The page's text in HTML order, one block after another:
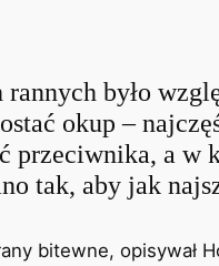
było
okup –
przeciwnika, a w
tak, aby jak
bitewne, opisywał